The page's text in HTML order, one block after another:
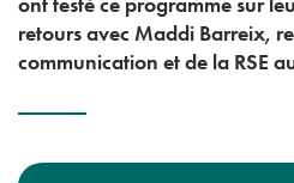
retours avec Maddi Barreix,
communication et de la RSE